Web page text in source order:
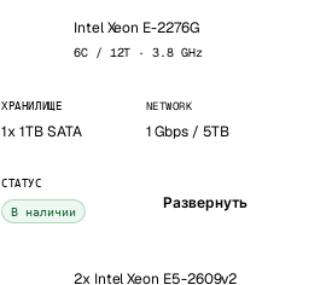
Intel Xeon E-2276G
6C / 12T · 3.8 GHz
ХРАНИЛИЩЕ
1x 1TB SATA
NETWORK
1 Gbps / 5TB
СТАТУС
В наличии Развернуть
2x Intel Xeon E5-2609v2